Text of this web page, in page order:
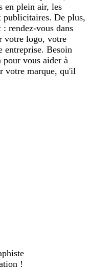
en plein air, les
publicitaires. De plus,
rendez-vous dans
votre logo, votre
entreprise. Besoin
pour vous aider à
votre marque, qu'il
!